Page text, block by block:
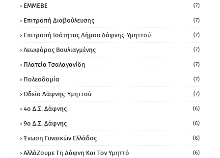
ΕΜΜΕΒΕ (7)
Επιτροπή Διαβούλευσης (7)
Επιτροπή Ισότητας Δήμου Δάφνης-Υμηττού (7)
Λεωφόρος Βουλιαγμένης (7)
Πλατεία Τσαλαγανίδη (7)
Πολεοδομία (7)
Ωδείο Δάφνης-Υμηττού (7)
4ο Δ.Σ. Δάφνης (6)
9ο Δ.Σ. Δάφνης (6)
Ένωση Γυναικών Ελλάδος (6)
ΑλλάΖουμε Τη Δάφνη Και Τον Υμηττό (6)